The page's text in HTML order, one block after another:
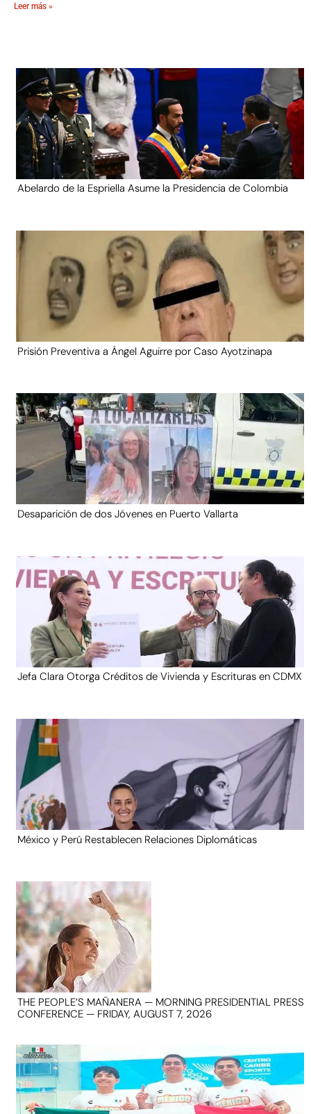
Leer más »
Abelardo de la Espriella Asume la Presidencia de Colombia
Prisión Preventiva a Ángel Aguirre por Caso Ayotzinapa
Desaparición de dos Jóvenes en Puerto Vallarta
Jefa Clara Otorga Créditos de Vivienda y Escrituras en CDMX
México y Perú Restablecen Relaciones Diplomáticas
THE PEOPLE’S MAÑANERA — MORNING PRESIDENTIAL PRESS
CONFERENCE — FRIDAY, AUGUST 7, 2026